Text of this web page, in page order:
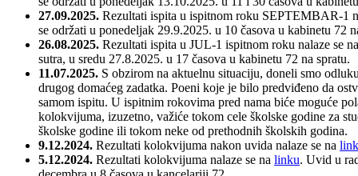
27.09.2025. Rezultati ispita u ispitnom roku SEPTEMBAR-1
se održati u ponedeljak 29.9.2025. u 10 časova u kabinetu 72
26.08.2025. Rezultati ispita u JUL-1 ispitnom roku nalaze se
sutra, u sredu 27.8.2025. u 17 časova u kabinetu 72 na spratu.
11.07.2025. S obzirom na aktuelnu situaciju, doneli smo
drugog domaćeg zadatka. Poeni koje je bilo predviđeno da
samom ispitu. U ispitnim rokovima pred nama biće moguće
kolokvijuma, izuzetno, važiće tokom cele školske godine za
školske godine ili tokom neke od prethodnih školskih godina.
9.12.2024. Rezultati kolokvijuma nakon uvida nalaze se na
5.12.2024. Rezultati kolokvijuma nalaze se na linku. Uvid u